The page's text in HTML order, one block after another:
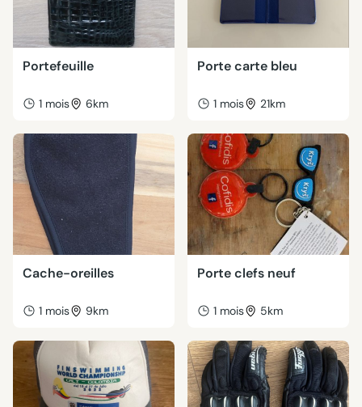
Portefeuille
1 mois 6km
Porte carte bleu
1 mois 21km
Cache-oreilles
1 mois 9km
Porte clefs neuf
1 mois 5km